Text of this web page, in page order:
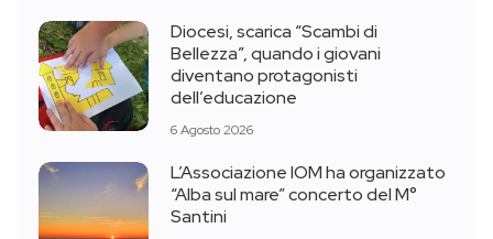
Diocesi, scarica “Scambi di
Bellezza”, quando i giovani
diventano protagonisti
dell’educazione
6 Agosto 2026
L’Associazione IOM ha organizzato
“Alba sul mare” concerto del M°
Santini